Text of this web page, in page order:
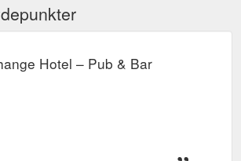
Hotel – Pub & Bar